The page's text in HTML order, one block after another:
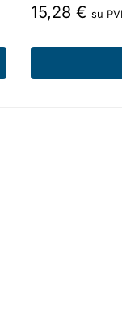
15,28 € su